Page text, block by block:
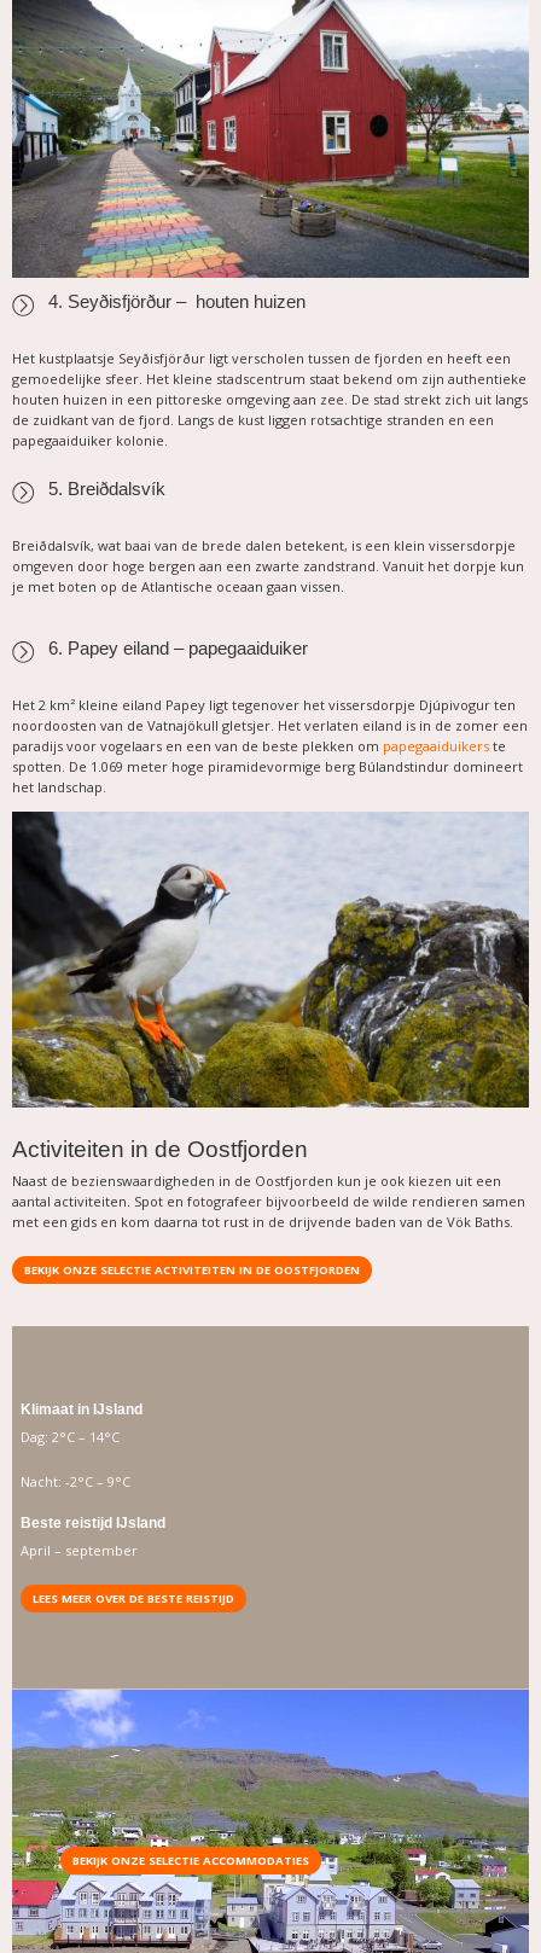
4. Seyðisfjörður – houten huizen
Het kustplaatsje Seyðisfjörður ligt verscholen tussen de fjorden en heeft een
gemoedelijke sfeer. Het kleine stadscentrum staat bekend om zijn authentieke
houten huizen in een pittoreske omgeving aan zee. De stad strekt zich uit langs
de zuidkant van de fjord. Langs de kust liggen rotsachtige stranden en een
papegaaiduiker kolonie.
5. Breiðdalsvík
Breiðdalsvík, wat baai van de brede dalen betekent, is een klein vissersdorpje
omgeven door hoge bergen aan een zwarte zandstrand. Vanuit het dorpje kun
je met boten op de Atlantische oceaan gaan vissen.
6. Papey eiland – papegaaiduiker
Het 2 km² kleine eiland Papey ligt tegenover het vissersdorpje Djúpivogur ten
noordoosten van de Vatnajökull gletsjer. Het verlaten eiland is in de zomer een
paradijs voor vogelaars en een van de beste plekken om papegaaiduikers te
spotten. De 1.069 meter hoge piramidevormige berg Búlandstindur domineert
het landschap.
Activiteiten in de Oostfjorden
Naast de bezienswaardigheden in de Oostfjorden kun je ook kiezen uit een
aantal activiteiten. Spot en fotografeer bijvoorbeeld de wilde rendieren samen
met een gids en kom daarna tot rust in de drijvende baden van de Vök Baths.
BEKIJK ONZE SELECTIE ACTIVITEITEN IN DE OOSTFJORDEN
Klimaat in IJsland
Dag: 2°C – 14°C
Nacht: -2°C – 9°C
Beste reistijd IJsland
April – september
LEES MEER OVER DE BESTE REISTIJD
BEKIJK ONZE SELECTIE ACCOMMODATIES